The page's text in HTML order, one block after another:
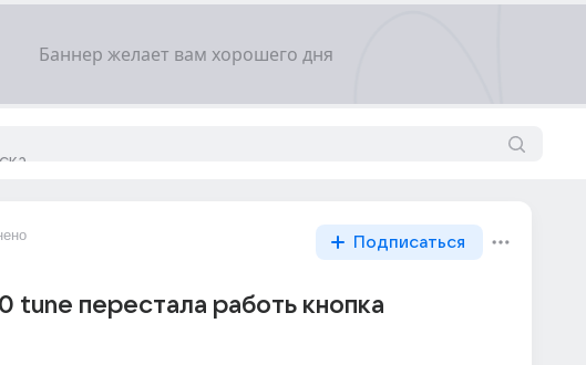
Подписаться
tune перестала работь кнопка